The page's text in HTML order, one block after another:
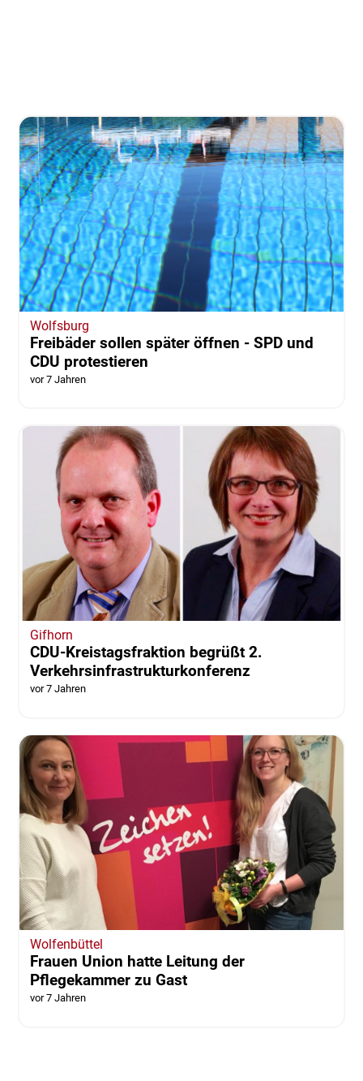
Wolfsburg
Freibäder sollen später öffnen - SPD und
CDU protestieren
vor 7 Jahren
Gifhorn
CDU-Kreistagsfraktion begrüßt 2.
Verkehrsinfrastrukturkonferenz
vor 7 Jahren
Wolfenbüttel
Frauen Union hatte Leitung der
Pflegekammer zu Gast
vor 7 Jahren